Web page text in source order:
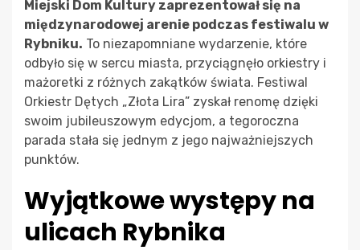
Miejski Dom Kultury zaprezentował się na
międzynarodowej arenie podczas festiwalu w
Rybniku. To niezapomniane wydarzenie, które
odbyło się w sercu miasta, przyciągnęło orkiestry i
mażoretki z różnych zakątków świata. Festiwal
Orkiestr Dętych „Złota Lira” zyskał renomę dzięki
swoim jubileuszowym edycjom, a tegoroczna
parada stała się jednym z jego najważniejszych
punktów.
Wyjątkowe występy na
ulicach Rybnika